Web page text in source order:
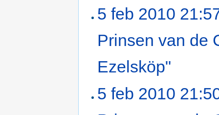
5 feb 2010
Prinsen van de
Ezelsköp"
5 feb 2010